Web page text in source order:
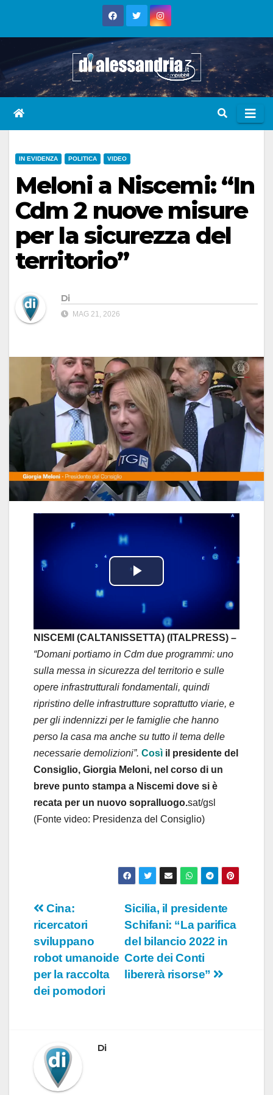
IN EVIDENZA POLITICA VIDEO
Meloni a Niscemi: “In
Cdm 2 nuove misure
per la sicurezza del
territorio”
Di
MAG 21, 2026
P
l
a
y
V
i
d
e
o
NISCEMI (CALTANISSETTA) (ITALPRESS) –
“Domani portiamo in Cdm due programmi: uno
sulla messa in sicurezza del territorio e sulle
opere infrastrutturali fondamentali, quindi
ripristino delle infrastrutture soprattutto viarie, e
per gli indennizzi per le famiglie che hanno
perso la casa ma anche su tutto il tema delle
necessarie demolizioni”. Così il presidente del
Consiglio, Giorgia Meloni, nel corso di un
breve punto stampa a Niscemi dove si è
recata per un nuovo sopralluogo.sat/gsl
(Fonte video: Presidenza del Consiglio)
Navigazione
articoli
Sicilia, il presidente
Schifani: “La parifica
del bilancio 2022 in
Corte dei Conti
libererà risorse”
Cina:
ricercatori
sviluppano
robot umanoide
per la raccolta
dei pomodori
Di